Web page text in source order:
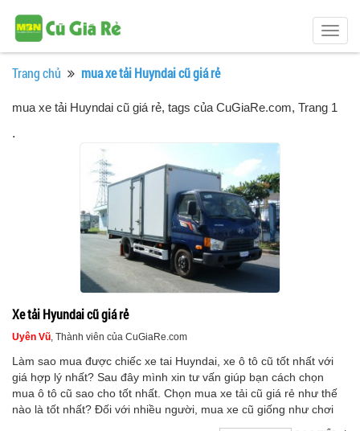
Trang chủ mua xe tải Huyndai cũ giá rẻ
mua xe tải Huyndai cũ giá rẻ, tags của CuGiaRe.com, Trang 1
.
Xe tải Hyundai cũ giá rẻ
Uyên Vũ, Thành viên của CuGiaRe.com
Làm sao mua được chiếc xe tai Huyndai, xe ô tô cũ tốt nhất với
giá hợp lý nhất? Sau đây mình xin tư vấn giúp bạn cách chọn
mua ô tô cũ sao cho tốt nhất. Chọn mua xe tải cũ giá rẻ như thế
nào là tốt nhất? Đối với nhiều người, mua xe cũ giống như chơi